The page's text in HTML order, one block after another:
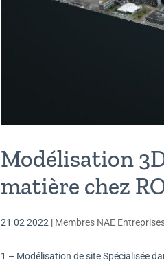
Modélisation
matière chez
21 02 2022 | Membres NAE
1 – Modélisation de site Spécialisée